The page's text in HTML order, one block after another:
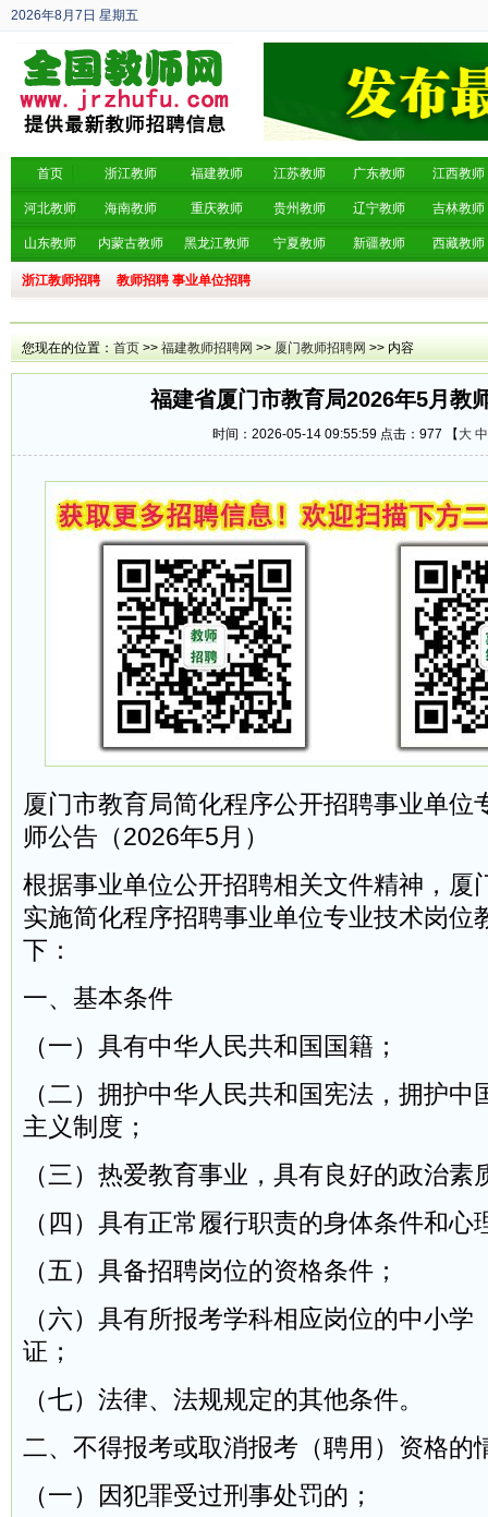
2026年8月7日 星期五
丙午年 六月廿五
首页 浙江教师 福建教师 江苏教师 广东教师 江西教师
河北教师 海南教师 重庆教师 贵州教师 辽宁教师 吉林教师
山东教师 内蒙古教师 黑龙江教师 宁夏教师 新疆教师 西藏教师
浙江教师招聘 教师招聘 事业单位招聘
您现在的位置： 首页 >> 福建教师招聘网 >> 厦门教师招聘网 >> 内容
福建省厦门市教育局2026年5月教
时间：2026-05-14 09:55:59 点击： 977 【 大 中
厦门市教育局简化程序公开招聘事业单位
师公告（2026年5月）
根据事业单位公开招聘相关文件精神，厦
实施简化程序招聘事业单位专业技术岗位
下：
一、基本条件
（一）具有中华人民共和国国籍；
（二）拥护中华人民共和国宪法，拥护
主义制度；
（三）热爱教育事业，具有良好的政治素
（四）具有正常履行职责的身体条件和心
（五）具备招聘岗位的资格条件；
（六）具有所报考学科相应岗位的中小学
证；
（七）法律、法规规定的其他条件。
二、不得报考或取消报考（聘用）资格的
（一）因犯罪受过刑事处罚的；